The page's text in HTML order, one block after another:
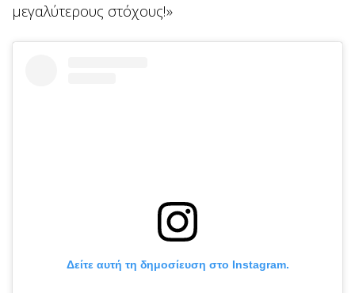
μεγαλύτερους στόχους!»
Δείτε αυτή τη δημοσίευση στο Instagram.